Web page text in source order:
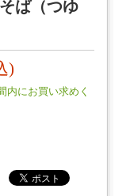
ば（つゆ
)
内にお買い求めく